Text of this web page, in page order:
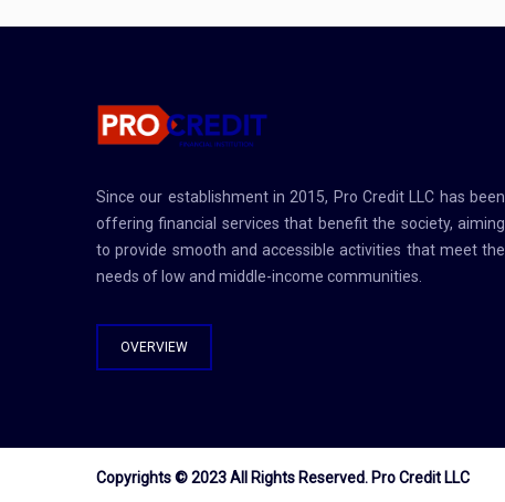
Since our establishment in 2015, Pro Credit LLC has been
offering financial services that benefit the society, aiming
to provide smooth and accessible activities that meet the
needs of low and middle-income communities.
OVERVIEW
Copyrights © 2023 All Rights Reserved. Pro Credit LLC